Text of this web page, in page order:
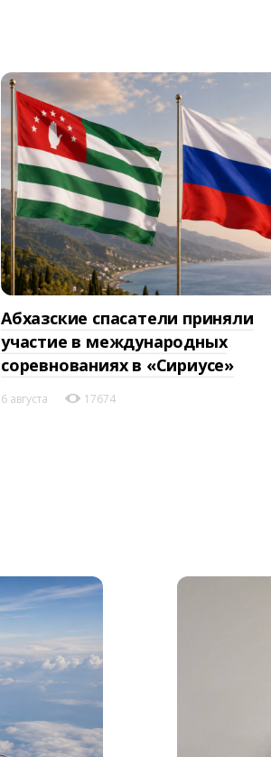
Абхазские спасатели приняли
участие в международных
соревнованиях в «Сириусе»
6 августа 17674